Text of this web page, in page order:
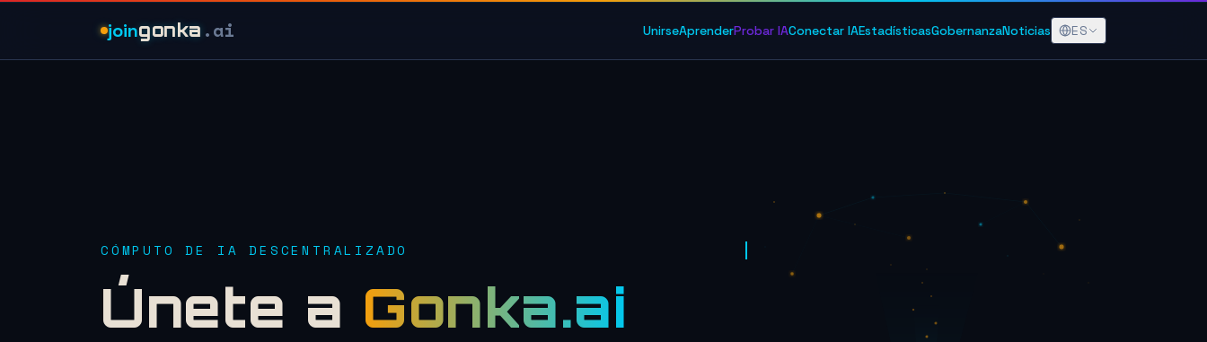
joingonka .ai UnirseAprenderProbar IAConectar IAEstadísticasGobernanzaNoticias ES
CÓMPUTO DE IA DESCENTRALIZADO
Únete a Gonka.ai